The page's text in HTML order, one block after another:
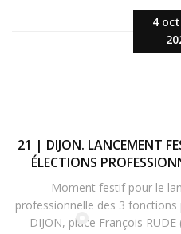
4
21 | DIJON. LANCEMENT
ÉLECTIONS
Moment festif pour le
professionnelle des 3
DIJON, place François